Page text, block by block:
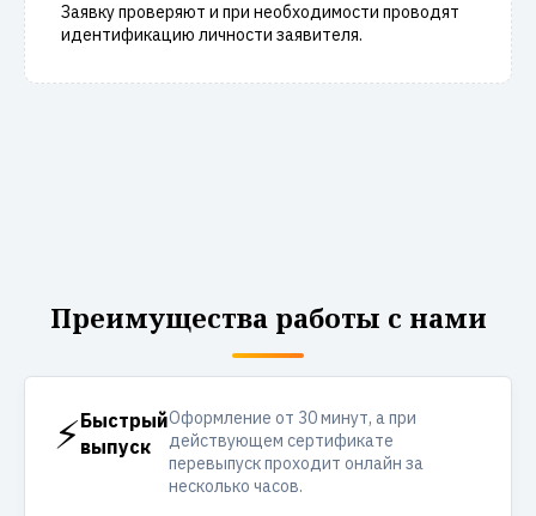
Заявку проверяют и при необходимости проводят
идентификацию личности заявителя.
Преимущества работы с нами
⚡Быстрый
выпуск
Оформление от 30 минут, а при
действующем сертификате
перевыпуск проходит онлайн за
несколько часов.